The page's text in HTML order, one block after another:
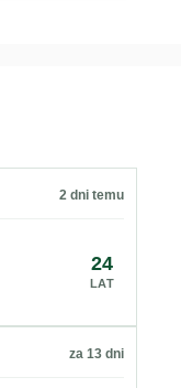
2 dni temu
24
LAT
za 13 dni